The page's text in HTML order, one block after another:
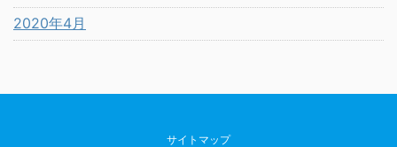
2020年4月
サイトマップ